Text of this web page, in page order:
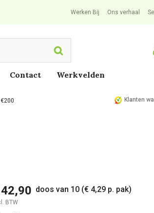
Werken Bij Ons verhaal
Search
Contact Werkvelden
Klanten
doos van 10 (€ 4,29 p. pak)
BTW